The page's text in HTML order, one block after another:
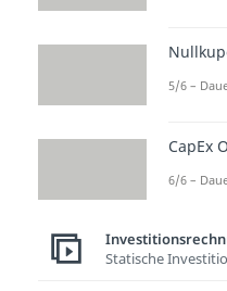
Bei
5/6 –
CapEx
6/6 –
Statische